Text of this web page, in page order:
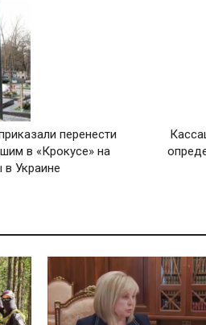
перенести
в «Крокусе» на
в Украине